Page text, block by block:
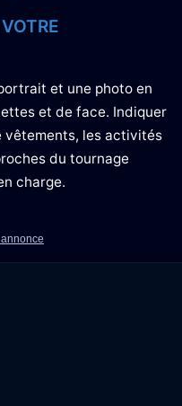
et une photo en
et de face. Indiquer
vêtements, les activités
du tournage
charge.